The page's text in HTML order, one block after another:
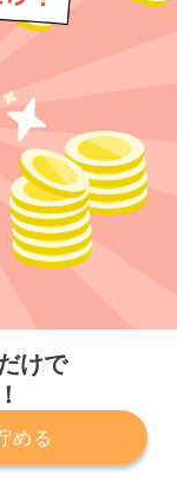
けで
める
営会社